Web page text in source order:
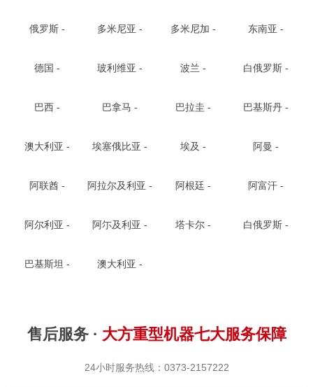
俄罗斯 - 多米尼亚 - 多米尼加 - 东南亚 -
德国 - 玻利维亚 - 波兰 - 白俄罗斯 -
巴西 - 巴拿马 - 巴拉圭 - 巴基斯丹 -
澳大利亚 - 埃塞俄比亚 - 埃及 - 阿曼 -
阿联酋 - 阿拉尔及利亚 - 阿根廷 - 阿富汗 -
阿尔利亚 - 阿尓及利亚 - 塔卡尔 - 白俄罗斯 -
巴基斯坦 - 澳大利亚 -
售后服务 · 大方重型机器七大服务保障
24小时服务热线：0373-2157222